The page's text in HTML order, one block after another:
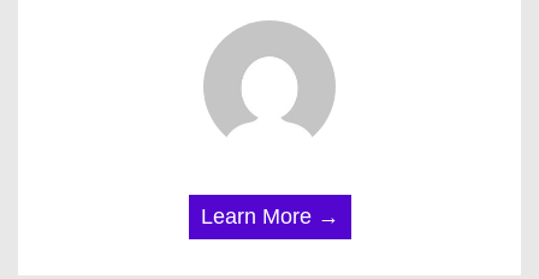
Learn More →